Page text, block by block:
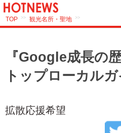
TOP >> 観光名所・聖地 >>
『Google成長の
トップローカル
拡散応援希望